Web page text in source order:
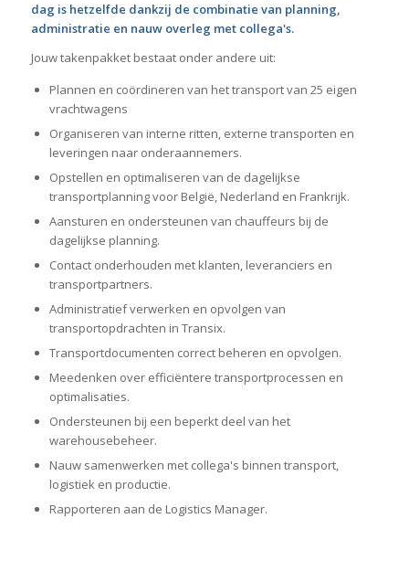
dag is hetzelfde dankzij de combinatie van planning,
administratie en nauw overleg met collega's.
Jouw takenpakket bestaat onder andere uit:
Plannen en coördineren van het transport van 25 eigen
vrachtwagens
Organiseren van interne ritten, externe transporten en
leveringen naar onderaannemers.
Opstellen en optimaliseren van de dagelijkse
transportplanning voor België, Nederland en Frankrijk.
Aansturen en ondersteunen van chauffeurs bij de
dagelijkse planning.
Contact onderhouden met klanten, leveranciers en
transportpartners.
Administratief verwerken en opvolgen van
transportopdrachten in Transix.
Transportdocumenten correct beheren en opvolgen.
Meedenken over efficiëntere transportprocessen en
optimalisaties.
Ondersteunen bij een beperkt deel van het
warehousebeheer.
Nauw samenwerken met collega's binnen transport,
logistiek en productie.
Rapporteren aan de Logistics Manager.